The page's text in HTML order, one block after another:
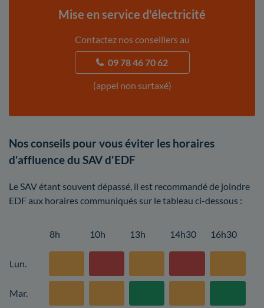
Mise en service d'électricité
Contactez nos conseillers au
09 78 46 70 62
(appel non surtaxé)
Nos conseils pour vous éviter les horaires
d'affluence du SAV d'EDF
Le SAV étant souvent dépassé, il est recommandé de joindre
EDF aux horaires communiqués sur le tableau ci-dessous :
8h 10h 13h 14h30 16h30
Lun.
Mar.